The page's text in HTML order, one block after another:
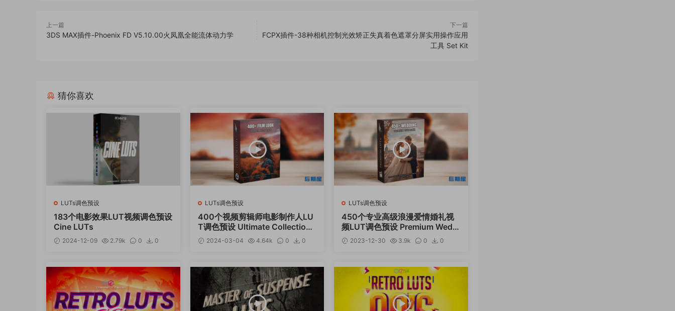
上一篇
3DS MAX插件-Phoenix FD V5.10.00火凤凰全能流体动力学
下一篇
FCPX插件-38种相机控制光效矫正失真着色遮罩分屏实用操作应用
工具 Set Kit
猜你喜欢
LUTs调色预设
183个电影效果LUT视频调色预设
Cine LUTs
2024-12-09 2.79k 0
0
LUTs调色预设
400个视频剪辑师电影制作人LU
T调色预设 Ultimate Collection
400 Cinematic LUTs
2024-03-04 4.64k 0
0
LUTs调色预设
450个专业高级浪漫爱情婚礼视
频LUT调色预设 Premium Weddi
ng LUTs Mega Bundle
2023-12-30 3.9k 0
0